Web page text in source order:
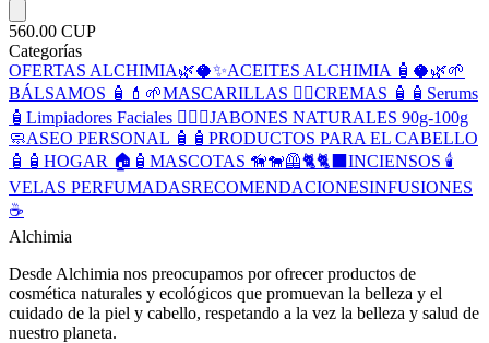
560.00 CUP
Categorías
OFERTAS ALCHIMIA🌿🥥✨ACEITES ALCHIMIA 🧴🥥🌿🌱
BÁLSAMOS 🧴💄🌱MASCARILLAS 💆‍♀️CREMAS 🧴🧴 Serums
🧴Limpiadores Faciales 🧖🏻‍♀️JABONES NATURALES 90g-100g
🧼ASEO PERSONAL 🧴🧴 PRODUCTOS PARA EL CABELLO
🧴🧴 HOGAR 🏠🧴 MASCOTAS 🦮🐕‍🦺🐈🐈‍⬛ INCIENSOS 🕯️
VELAS PERFUMADASRECOMENDACIONESINFUSIONES
☕
Alchimia
Desde Alchimia nos preocupamos por ofrecer productos de
cosmética naturales y ecológicos que promuevan la belleza y el
cuidado de la piel y cabello, respetando a la vez la belleza y salud de
nuestro planeta.